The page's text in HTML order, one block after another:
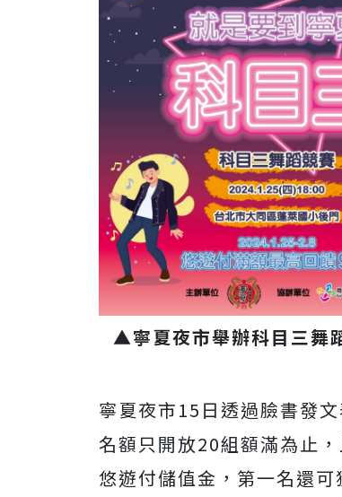
▲寧夏夜市舉辦科目三舞
寧夏夜市15日透過臉書發
名額只開放20組額滿為止
悠遊付儲值金，第一名還